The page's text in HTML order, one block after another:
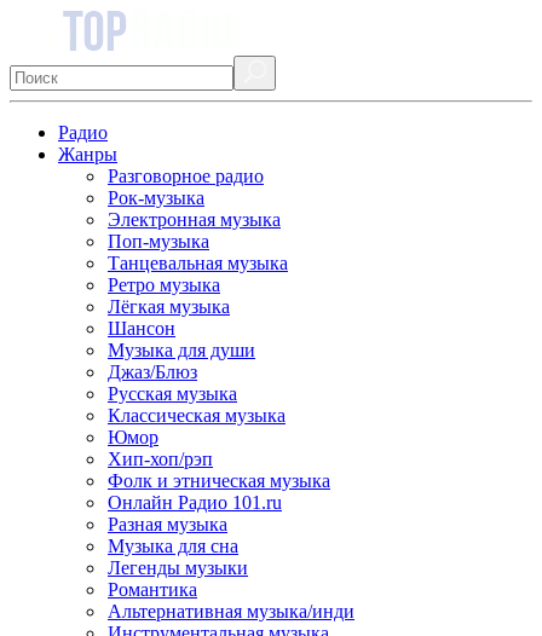
Радио
Жанры
Разговорное радио
Рок-музыка
Электронная музыка
Поп-музыка
Танцевальная музыка
Ретро музыка
Лёгкая музыка
Шансон
Музыка для души
Джаз/Блюз
Русская музыка
Классическая музыка
Юмор
Хип-хоп/рэп
Фолк и этническая музыка
Онлайн Радио 101.ru
Разная музыка
Музыка для сна
Легенды музыки
Романтика
Альтернативная музыка/инди